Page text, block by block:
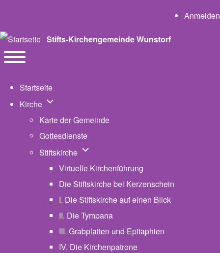
User
Anmelden
Stifts-Kirchengemeinde Wunstorf
Navigation
Startseite
Kirche Unternavigation von Kirche
Karte der Gemeinde
Gottesdienste
Stiftskirche Unternavigation von Stiftskirche
Virtuelle Kirchenführung
Die Stiftskirche bei Kerzenschein
I. Die Stiftskirche auf einen Blick
II. Die Tympana
III. Grabplatten und Epitaphien
IV. Die Kirchenpatrone